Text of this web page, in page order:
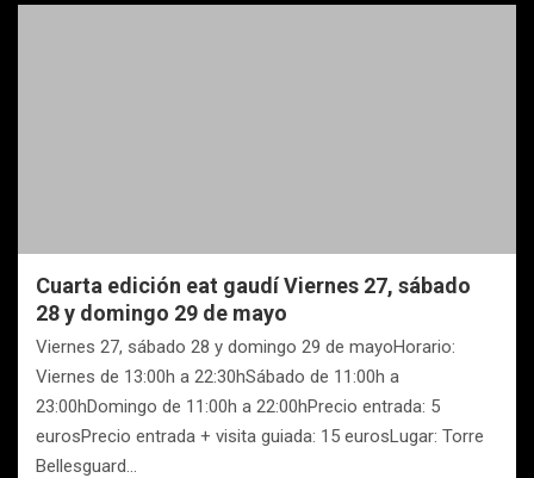
Cuarta edición eat gaudí Viernes 27, sábado
28 y domingo 29 de mayo
Viernes 27, sábado 28 y domingo 29 de mayoHorario:
Viernes de 13:00h a 22:30hSábado de 11:00h a
23:00hDomingo de 11:00h a 22:00hPrecio entrada: 5
eurosPrecio entrada + visita guiada: 15 eurosLugar: Torre
Bellesguard…